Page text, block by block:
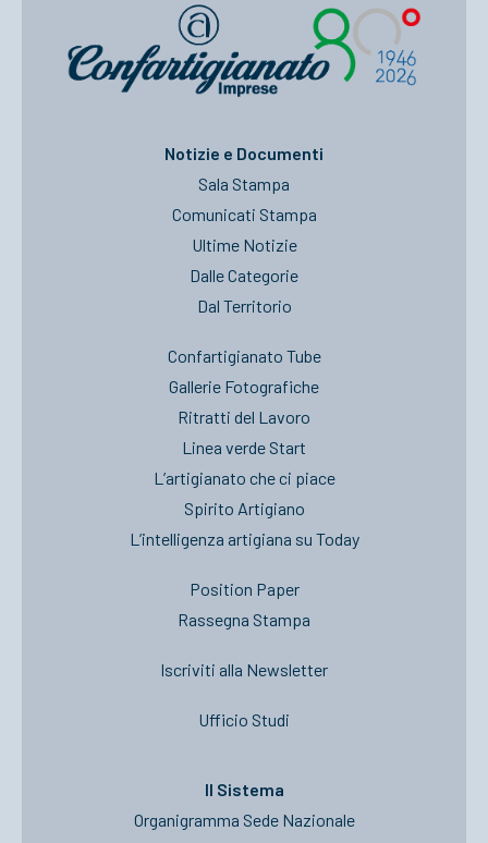
Notizie e Documenti
Sala Stampa
Comunicati Stampa
Ultime Notizie
Dalle Categorie
Dal Territorio
Confartigianato Tube
Gallerie Fotografiche
Ritratti del Lavoro
Linea verde Start
L’artigianato che ci piace
Spirito Artigiano
L’intelligenza artigiana su Today
Position Paper
Rassegna Stampa
Iscriviti alla Newsletter
Ufficio Studi
Il Sistema
Organigramma Sede Nazionale